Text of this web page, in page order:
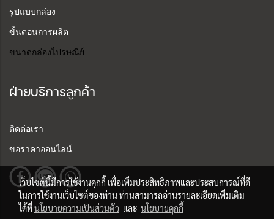
รูปแบบกล่อง
ขั้นตอนการผลิต
ขนาดกล่องไปรษณีย์
ฝ่ายบริการลูกค้า
ติดต่อเรา
ขอราคาออนไลน์
เว็บไซต์นี้มีการใช้งานคุกกี้ เพื่อเพิ่มประสิทธิภาพและประสบการณ์ที่ดี
ในการใช้งานเว็บไซต์ของท่าน ท่านสามารถอ่านรายละเอียดเพิ่มเติม
ได้ที่นโยบายความเป็นส่วนตัว และ นโยบายคุกกี้